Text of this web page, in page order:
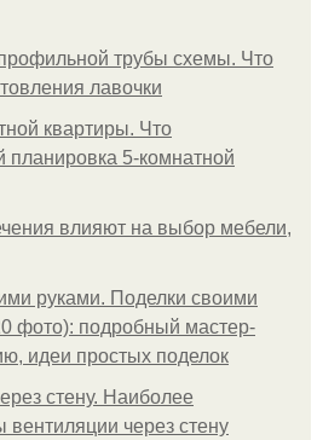
трубы схемы. Что
лавочки
квартиры. Что
планировка 5-комнатной
влияют на выбор мебели,
руками. Поделки своими
фото): подробный мастер-
идеи простых поделок
стену. Наиболее
через стену